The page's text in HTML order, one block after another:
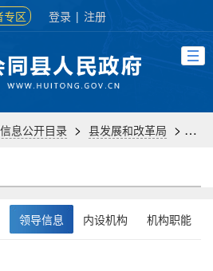
专区 登录 | 注册
息公开目录 > 县发展和改革局 > 机
领导信息 内设机构 机构职能